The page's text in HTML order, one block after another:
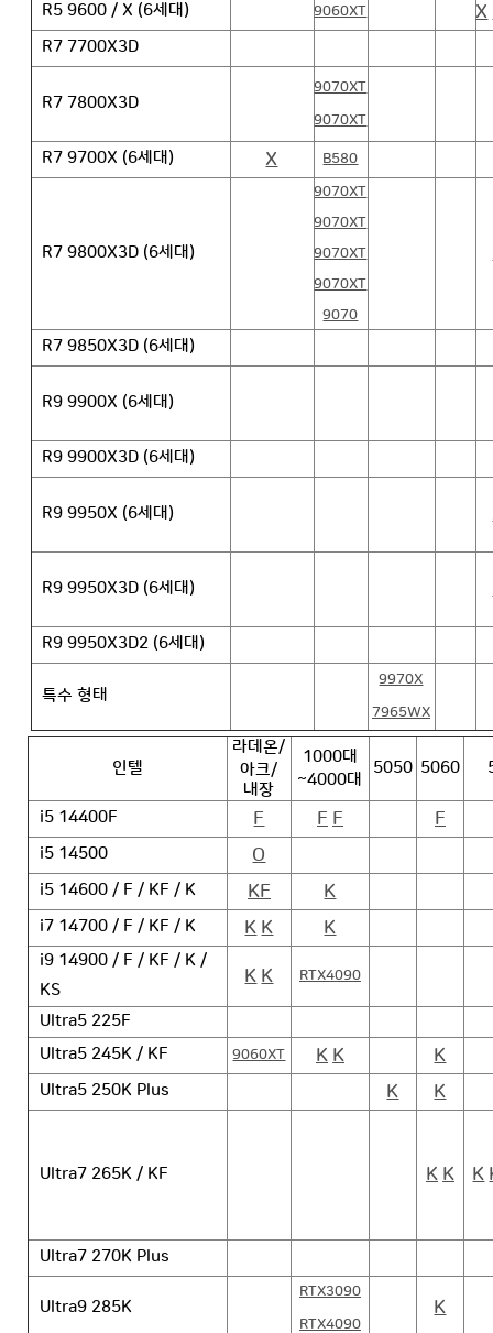
R5 9600 / X (6세대) 9060XT X
R7 7700X3D
R7 7800X3D
9070XT
9070XT
R7 9700X (6세대) X B580
R7 9800X3D (6세대)
9070XT
9070XT
9070XT
9070XT
9070
R7 9850X3D (6세대)
R9 9900X (6세대)
R9 9900X3D (6세대)
R9 9950X (6세대)
R9 9950X3D (6세대)
R9 9950X3D2 (6세대)
특수 형태
9970X
7965WX
인텔
라데온/
아크/
내장
1000대
~4000대
5050 5060
i5 14400F F F F F
i5 14500 O
i5 14600 / F / KF / K KF K
i7 14700 / F / KF / K K K K
i9 14900 / F / KF / K /
KS
K K RTX4090
Ultra5 225F
Ultra5 245K / KF
9060XT K K K
Ultra5 250K Plus K K
Ultra7 265K / KF K K K
Ultra7 270K Plus
Ultra9 285K
RTX3090
RTX4090
K